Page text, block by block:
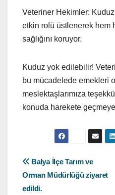
Veteriner Hekimler:
etkin rolü üstlenerek hem
sağlığını koruyor.
Kuduz yok edilebilir!
bu mücadelede emekleri
meslektaşlarımıza
konuda harekete
Yazı
gezinmesi
Balya İlçe Tarım ve
Orman Müdürlüğü ziyaret
edildi.